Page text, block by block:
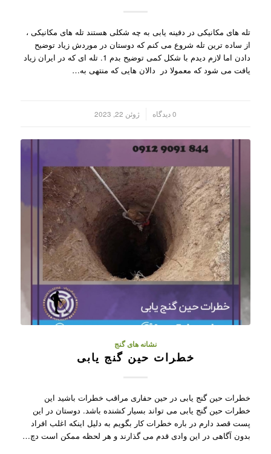
تله های مکانیکی در دفینه یابی به چه شکلی هستند تله های مکانیکی ،
از ساده ترین تله شروع می کنم که دوستان در موردش زیاد توضیح
دادن اما لازم دیدم با شکل کمی توضیح بدم 1. تله ای که در ایران زیاد
یافت می شود که معمولا در دالان هایی که منتهی به…
0 دیدگاه ژوئن 22, 2023
نشانه های گنج
خطرات حین گنج یابی
خطرات حین گنج یابی در حین حفاری مراقب خطرات باشید این
خطرات حین گنج یابی می تواند بسیار کشنده باشد. دوستان در این
پست قصد دارم در باره خطرات کار بگویم به دلیل اینکه اغلب افراد
بدون آگاهی در این وادی قدم می گذارند و هر لحظه ممکن است دچ…